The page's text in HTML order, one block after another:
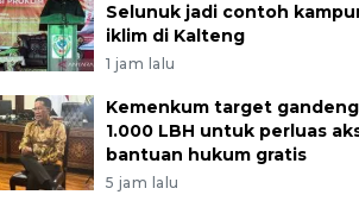
Selunuk jadi contoh
iklim di Kalteng
1 jam lalu
Kemenkum target gandeng
1.000 LBH untuk perluas
bantuan hukum gratis
5 jam lalu